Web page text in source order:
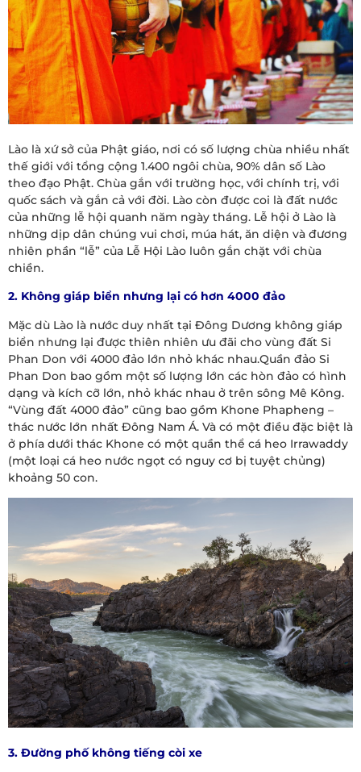
Lào là xứ sở của Phật giáo, nơi có số lượng chùa nhiều nhất
thế giới với tổng cộng 1.400 ngôi chùa, 90% dân số Lào
theo đạo Phật. Chùa gắn với trường học, với chính trị, với
quốc sách và gắn cả với đời. Lào còn được coi là đất nước
của những lễ hội quanh năm ngày tháng. Lễ hội ở Lào là
những dịp dân chúng vui chơi, múa hát, ăn diện và đương
nhiên phần “lễ” của Lễ Hội Lào luôn gắn chặt với chùa
chiền.
2. Không giáp biển nhưng lại có hơn 4000 đảo
Mặc dù Lào là nước duy nhất tại Đông Dương không giáp
biển nhưng lại được thiên nhiên ưu đãi cho vùng đất Si
Phan Don với 4000 đảo lớn nhỏ khác nhau.Quần đảo Si
Phan Don bao gồm một số lượng lớn các hòn đảo có hình
dạng và kích cỡ lớn, nhỏ khác nhau ở trên sông Mê Kông.
“Vùng đất 4000 đảo” cũng bao gồm Khone Phapheng –
thác nước lớn nhất Đông Nam Á. Và có một điều đặc biệt là
ở phía dưới thác Khone có một quần thể cá heo Irrawaddy
(một loại cá heo nước ngọt có nguy cơ bị tuyệt chủng)
khoảng 50 con.
3. Đường phố không tiếng còi xe